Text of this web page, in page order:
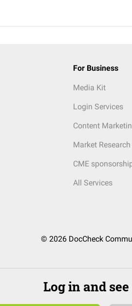
For Business
Media Kit
Login Services
Content
Market Research
CME
All Services
© 2026 DocCheck
Log in and